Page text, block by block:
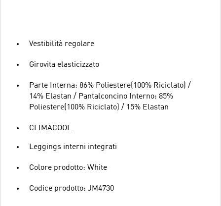
Vestibilità regolare
Girovita elasticizzato
Parte Interna: 86% Poliestere(100% Riciclato) /
14% Elastan / Pantalconcino Interno: 85%
Poliestere(100% Riciclato) / 15% Elastan
CLIMACOOL
Leggings interni integrati
Colore prodotto: White
Codice prodotto: JM4730